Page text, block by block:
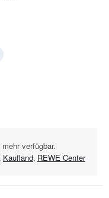
verfügbar.
, Kaufland, REWE Center